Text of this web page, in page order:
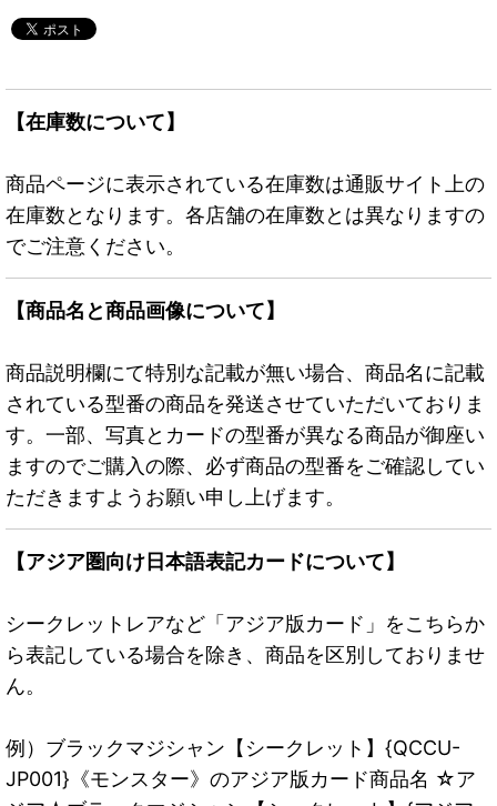
【在庫数について】
商品ページに表示されている在庫数は通販サイト上の
在庫数となります。各店舗の在庫数とは異なりますの
でご注意ください。
【商品名と商品画像について】
商品説明欄にて特別な記載が無い場合、商品名に記載
されている型番の商品を発送させていただいておりま
す。一部、写真とカードの型番が異なる商品が御座い
ますのでご購入の際、必ず商品の型番をご確認してい
ただきますようお願い申し上げます。
【アジア圏向け日本語表記カードについて】
シークレットレアなど「アジア版カード」をこちらか
ら表記している場合を除き、商品を区別しておりませ
ん。
例）ブラックマジシャン【シークレット】{QCCU-
JP001}《モンスター》のアジア版カード商品名 ☆ア